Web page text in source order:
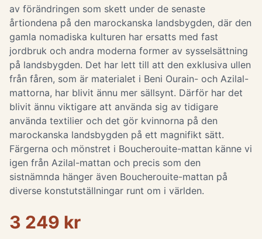
av förändringen som skett under de senaste
årtiondena på den marockanska landsbygden, där den
gamla nomadiska kulturen har ersatts med fast
jordbruk och andra moderna former av sysselsättning
på landsbygden. Det har lett till att den exklusiva ullen
från fåren, som är materialet i Beni Ourain- och Azilal-
mattorna, har blivit ännu mer sällsynt. Därför har det
blivit ännu viktigare att använda sig av tidigare
använda textilier och det gör kvinnorna på den
marockanska landsbygden på ett magnifikt sätt.
Färgerna och mönstret i Boucherouite-mattan känne vi
igen från Azilal-mattan och precis som den
sistnämnda hänger även Boucherouite-mattan på
diverse konstutställningar runt om i världen.
3 249 kr